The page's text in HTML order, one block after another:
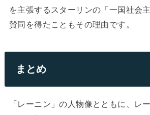
を主張するスターリンの「一国社会
賛同を得たこともその理由です。
まとめ
「レーニン」の人物像とともに、レ